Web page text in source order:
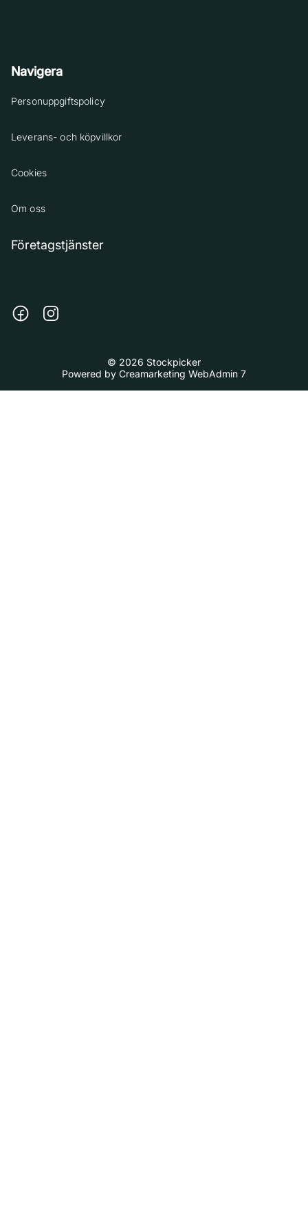
Navigera
Personuppgiftspolicy
Leverans- och köpvillkor
Cookies
Om oss
Företagstjänster
© 2026 Stockpicker
Powered by Creamarketing WebAdmin 7